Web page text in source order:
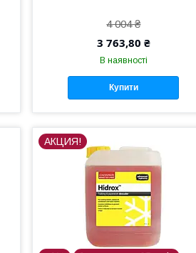
4 004 ₴
3 763,80 ₴
В наявності
Купити
АКЦИЯ!